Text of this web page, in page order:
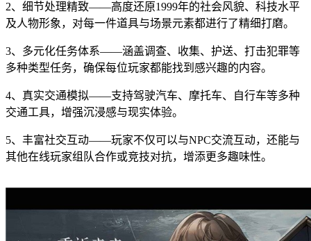
2、细节处理精致——高度还原1999年的社会风貌、科技水平
及人物形象，对每一件道具与场景元素都进行了精细打磨。
3、多元化任务体系——涵盖调查、收集、护送、打击犯罪等
多种类型任务，确保每位玩家都能找到感兴趣的内容。
4、真实交通模拟——支持驾驶汽车、摩托车、自行车等多种
交通工具，增强沉浸感与现实体验。
5、丰富社交互动——玩家不仅可以与NPC交流互动，还能与
其他在线玩家组队合作或竞技对抗，增添更多趣味性。